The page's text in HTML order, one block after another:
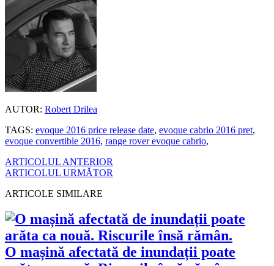
AUTOR: Robert Drilea
TAGS: evoque 2016 price release date, evoque cabrio 2016 pret,
evoque convertible 2016, range rover evoque cabrio,
ARTICOLUL ANTERIOR
ARTICOLUL URMĂTOR
ARTICOLE SIMILARE
O mașină afectată de inundații poate